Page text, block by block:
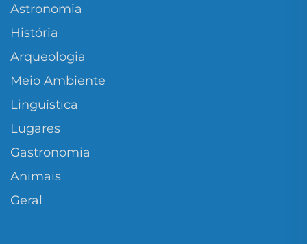
Astronomia
História
Arqueologia
Meio Ambiente
Linguística
Lugares
Gastronomia
Animais
Geral